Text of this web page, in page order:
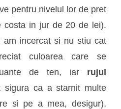
pentru nivelul lor de pret
costa in jur de 20 de lei).
am incercat si nu stiu cat
culoarea care se
de ten, iar rujul
sigura ca a starnit multe
si pe a mea, desigur),